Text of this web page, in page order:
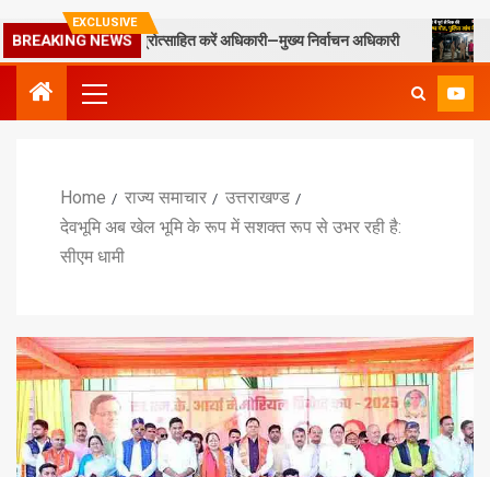
EXCLUSIVE
BREAKING NEWS
स्टाफ को प्रोत्साहित करें अधिकारी—मुख्य निर्वाचन अधिकारी मसूरी में
Home राज्य समाचार
उत्तराखण्ड
देवभूमि अब खेल भूमि के रूप में सशक्त रूप से उभर रही है:
सीएम धामी